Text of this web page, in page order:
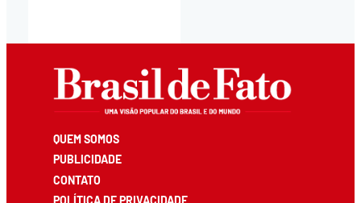
QUEM SOMOS
PUBLICIDADE
CONTATO
POLÍTICA DE PRIVACIDADE